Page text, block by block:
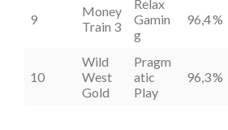
9
Money
Train 3
Relax
Gamin
g
96,4 %
10
Wild
West
Gold
Pragm
atic
Play
96,3 %